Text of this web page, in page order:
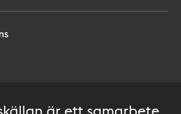
är ett samarbete